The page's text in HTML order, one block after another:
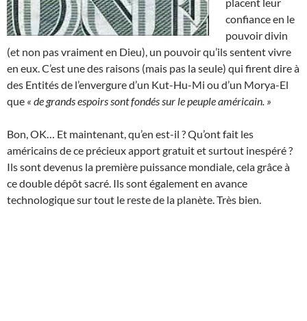
confiance en le
pouvoir divin
(et non pas vraiment en Dieu), un pouvoir qu’ils sentent vivre
en eux. C’est une des raisons (mais pas la seule) qui firent dire à
des Entités de l’envergure d’un Kut-Hu-Mi ou d’un Morya-El
que « de grands espoirs sont fondés sur le peuple américain. »
Bon, OK… Et maintenant, qu’en est-il ? Qu’ont fait les
américains de ce précieux apport gratuit et surtout inespéré ?
Ils sont devenus la première puissance mondiale, cela grâce à
ce double dépôt sacré. Ils sont également en avance
technologique sur tout le reste de la planète. Très bien.